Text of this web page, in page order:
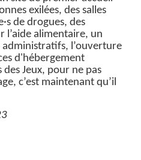
exilées, des salles
de drogues, des
l’aide alimentaire, un
l’ouverture
d'hébergement
Jeux, pour ne pas
c’est maintenant qu’il